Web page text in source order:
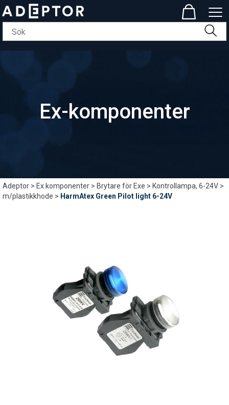
Ex-komponenter
Adeptor>Ex komponenter>Brytare för Exe>Kontrollampa, 6-24V>
m/plastikkhode> HarmAtex Green Pilot light 6-24V